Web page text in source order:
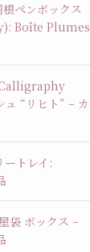
ペンボックス
Boîte Plumes
“リヒト” – カ
トレイ:
袋 ボックス –